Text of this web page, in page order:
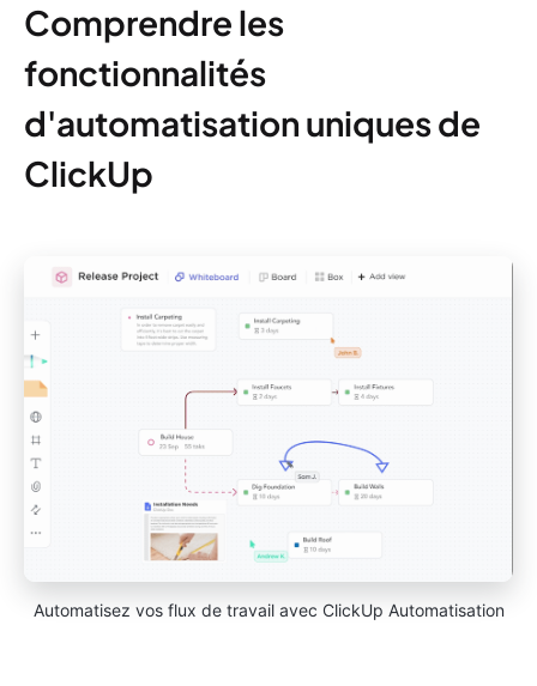
Comprendre les
fonctionnalités
d'automatisation uniques de
ClickUp
Automatisez vos flux de travail avec ClickUp Automatisation